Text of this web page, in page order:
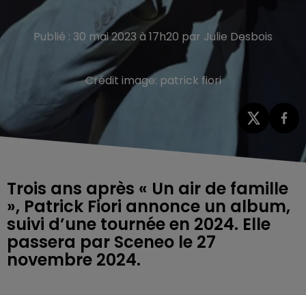
Publié : 30 mai 2023 à 17h20 par Julie Desbois
Crédit image: patrick fiori
Trois ans après « Un air de famille
», Patrick Fiori annonce un album,
suivi d’une tournée en 2024. Elle
passera par Sceneo le 27
novembre 2024.